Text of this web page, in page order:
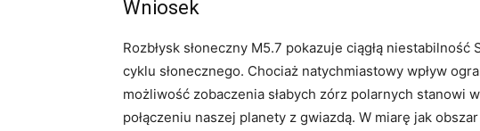
Wniosek
Rozbłysk słoneczny M5.7 pokazuje ciągłą
cyklu słonecznego. Chociaż natychmiastowy wpływ
możliwość zobaczenia słabych zórz polarnych stanowi
połączeniu naszej planety z gwiazdą. W miarę jak